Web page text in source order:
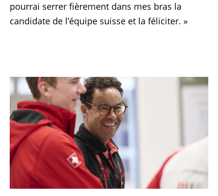
pourrai serrer fièrement dans mes bras la
candidate de l’équipe suisse et la féliciter. »